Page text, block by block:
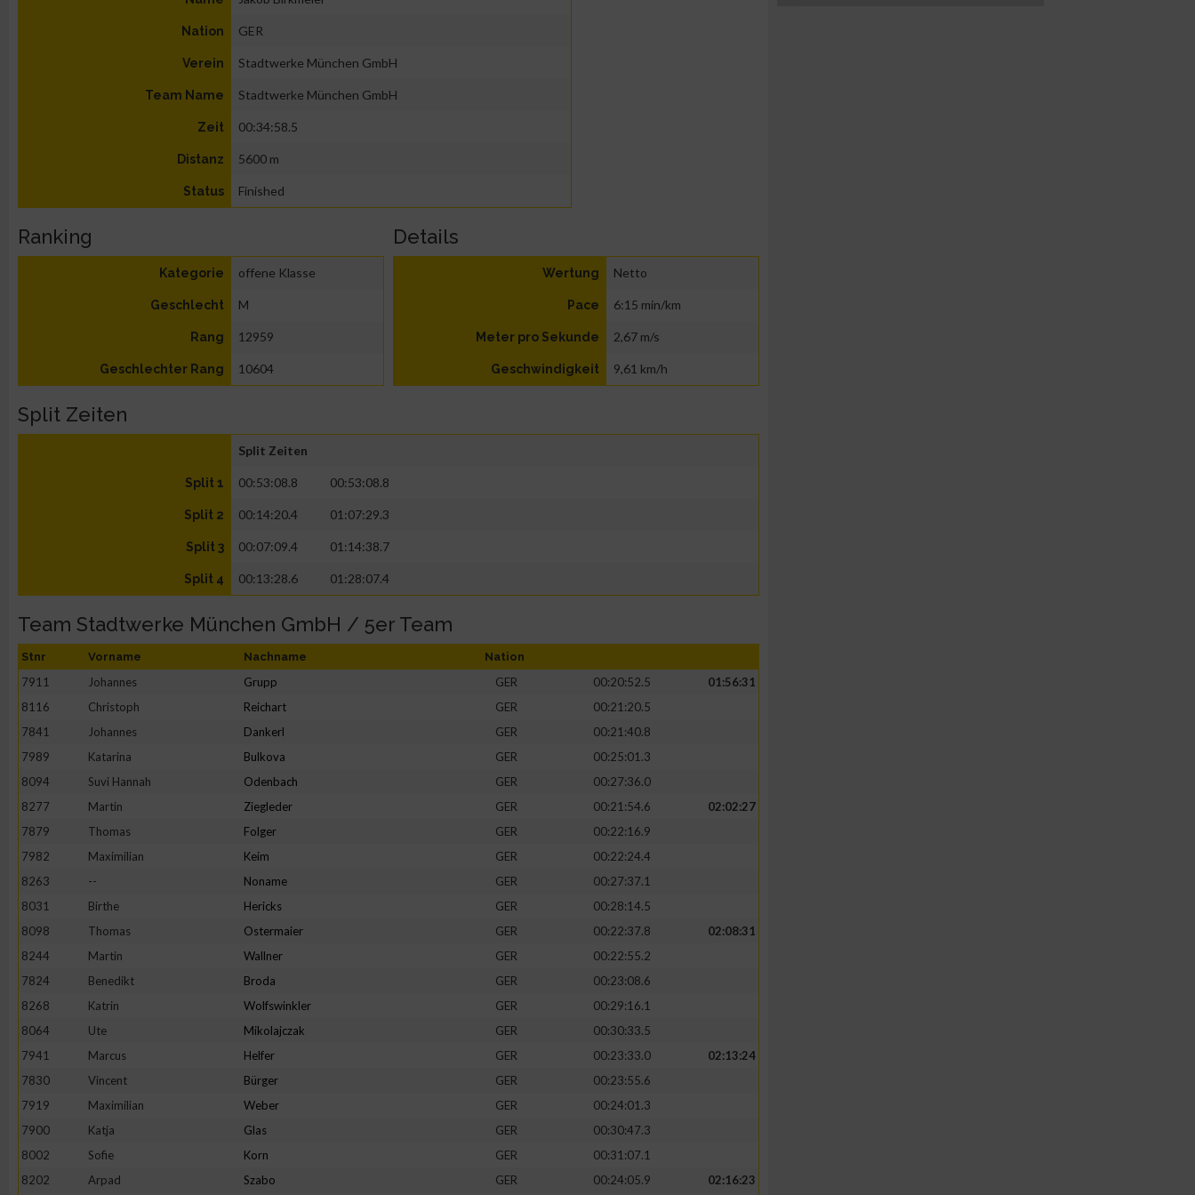
Nation GER
Verein Stadtwerke München GmbH
Team Name Stadtwerke München GmbH
Zeit 00:34:58.5
Distanz 5600 m
Status Finished
Ranking
Kategorie offene Klasse
Geschlecht M
Rang 12959
Geschlechter Rang 10604
Details
Wertung Netto
Pace 6:15 min/km
Meter pro Sekunde 2,67 m/s
Geschwindigkeit 9,61 km/h
Split Zeiten
Split Zeiten
Split 1 00:53:08.8 00:53:08.8
Split 2 00:14:20.4 01:07:29.3
Split 3 00:07:09.4 01:14:38.7
Split 4 00:13:28.6 01:28:07.4
Team Stadtwerke München GmbH / 5er Team
Stnr Vorname Nachname Nation
7911 Johannes Grupp GER 00:20:52.5
01:56:31
8116
Christoph Reichart GER
00:21:20.5
7841
Johannes Dankerl GER
00:21:40.8
7989
Katarina Bulkova GER
00:25:01.3
8094
Suvi Hannah Odenbach GER
00:27:36.0
8277
Martin Ziegleder GER 00:21:54.6
02:02:27
7879
Thomas Folger GER
00:22:16.9
7982
Maximilian Keim GER
00:22:24.4
8263
-- Noname GER
00:27:37.1
8031
Birthe Hericks GER
00:28:14.5
8098
Thomas Ostermaier GER 00:22:37.8
02:08:31
8244
Martin Wallner GER
00:22:55.2
7824
Benedikt Broda GER
00:23:08.6
8268
Katrin Wolfswinkler GER
00:29:16.1
8064
Ute Mikolajczak GER
00:30:33.5
7941
Marcus Helfer GER 00:23:33.0
02:13:24
7830
Vincent Bürger GER
00:23:55.6
7919
Maximilian Weber GER
00:24:01.3
7900
Katja Glas GER
00:30:47.3
8002
Sofie Korn GER
00:31:07.1
8202
Arpad Szabo GER 00:24:05.9
02:16:23